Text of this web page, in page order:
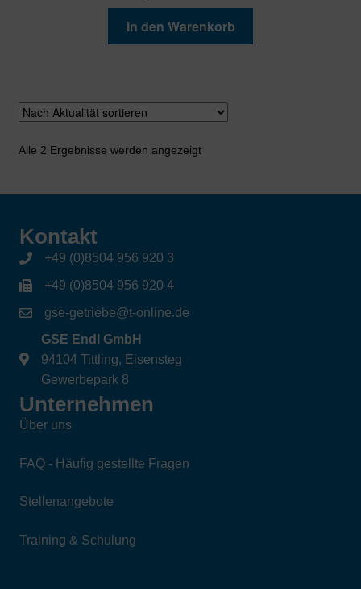
In den Warenkorb
Alle 2 Ergebnisse werden angezeigtNach
Kontakt
+49 (0)8504 956 920 3
+49 (0)8504 956 920 4
gse-getriebe@t-online.de
GSE Endl GmbH
94104 Tittling, Eisensteg
Gewerbepark 8
Unternehmen
Über uns
FAQ - Häufig gestellte Fragen
Stellenangebote
Training & Schulung